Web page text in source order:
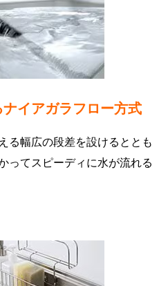
イアガラフロー方式
る幅広の段差を設けるととも
ってスピーディに水が流れる